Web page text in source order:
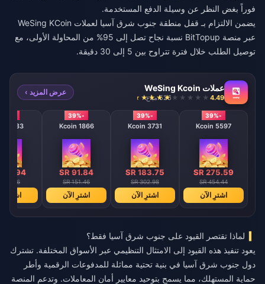
فوراً بغض النظر عن وسيلة الدفع المستخدمة.
يضمن الالتزام بـ قفل منطقة جنوب شرق آسيا لعملات WeSing KCoin
عبر منصة BitTopup نسبة نجاح تصل إلى 95% من المحاولة الأولى، مع
توصيل الطلب خلال فترة تتراوح بين 5 إلى 30 دقيقة.
عملات WeSing Kcoin
4.49 526 مباع
عرض المزيد ›
-39%
5597 Kcoin
SR 275.59
SR 454.44
اشترِ الآن
-39%
3731 Kcoin
SR 183.75
SR 302.98
اشترِ الآن
-39%
1866 Kcoin
SR 91.84
SR 151.46
اشترِ الآن
933 Kcoin
45.94
75.76
اشترِ
لماذا تقتصر القيود على جنوب شرق آسيا فقط؟
يعود تنفيذ هذه القيود إلى الامتثال التنظيمي عبر الأسواق المختلفة. تشترك
دول جنوب شرق آسيا في بنية تحتية مماثلة للمدفوعات الرقمية وأطر
حماية المستهلك، مما يسمح بتوحيد معايير أمان المعاملات. وتدعم المنصة